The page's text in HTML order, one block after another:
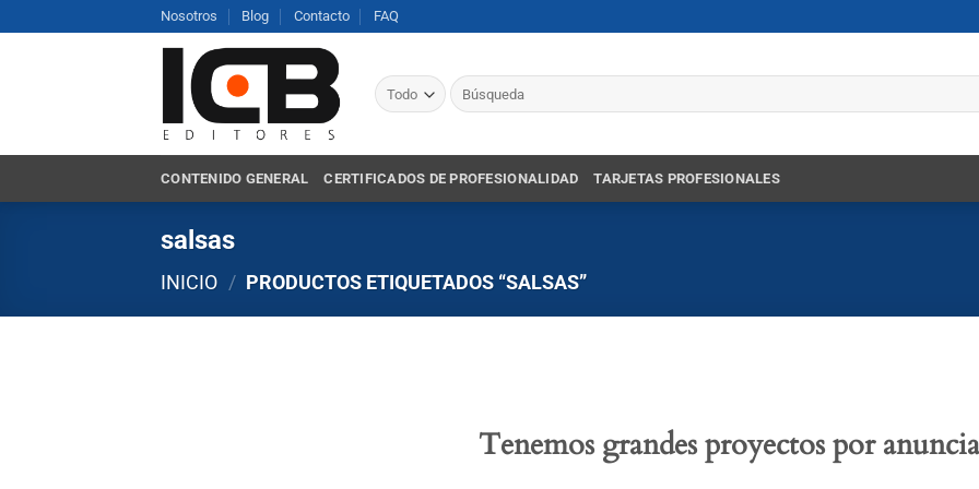
al
Nosotros Blog Contacto FAQ
Buscar
por:
CONTENIDO GENERAL CERTIFICADOS DE PROFESIONALIDAD TARJETAS PROFESIONALES
salsas
INICIO / PRODUCTOS ETIQUETADOS “SALSAS”
Tenemos grandes proyectos por